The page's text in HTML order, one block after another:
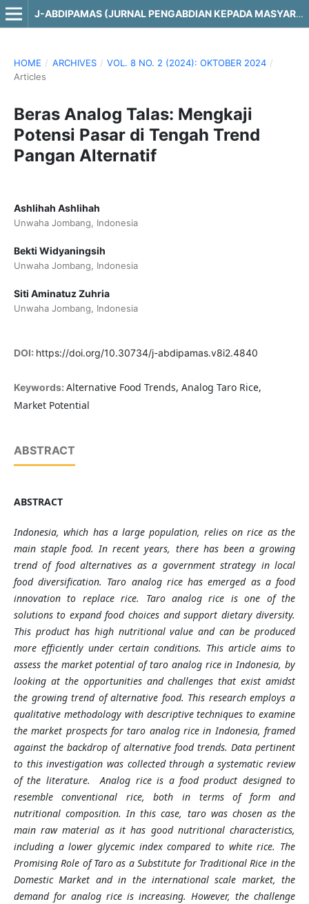
J-ABDIPAMAS (JURNAL PENGABDIAN KEPADA MASYARAKAT)
HOME / ARCHIVES / VOL. 8 NO. 2 (2024): OKTOBER 2024 /
Articles
Beras Analog Talas: Mengkaji
Potensi Pasar di Tengah Trend
Pangan Alternatif
Ashlihah Ashlihah
Unwaha Jombang, Indonesia
Bekti Widyaningsih
Unwaha Jombang, Indonesia
Siti Aminatuz Zuhria
Unwaha Jombang, Indonesia
DOI: https://doi.org/10.30734/j-abdipamas.v8i2.4840
Keywords: Alternative Food Trends, Analog Taro Rice,
Market Potential
ABSTRACT
ABSTRACT
Indonesia, which has a large population, relies on rice as the
main staple food. In recent years, there has been a growing
trend of food alternatives as a government strategy in local
food diversification. Taro analog rice has emerged as a food
innovation to replace rice. Taro analog rice is one of the
solutions to expand food choices and support dietary diversity.
This product has high nutritional value and can be produced
more efficiently under certain conditions. This article aims to
assess the market potential of taro analog rice in Indonesia, by
looking at the opportunities and challenges that exist amidst
the growing trend of alternative food. This research employs a
qualitative methodology with descriptive techniques to examine
the market prospects for taro analog rice in Indonesia, framed
against the backdrop of alternative food trends. Data pertinent
to this investigation was collected through a systematic review
of the literature. Analog rice is a food product designed to
resemble conventional rice, both in terms of form and
nutritional composition. In this case, taro was chosen as the
main raw material as it has good nutritional characteristics,
including a lower glycemic index compared to white rice. The
Promising Role of Taro as a Substitute for Traditional Rice in the
Domestic Market and in the international scale market, the
demand for analog rice is increasing. However, the challenge